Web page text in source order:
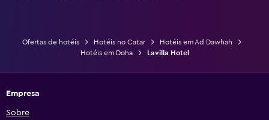
Ofertas de hotéis Hotéis no Catar
Hotéis em Ad Dawhah
Hotéis em Doha
Lavilla Hotel
Empresa
Sobre